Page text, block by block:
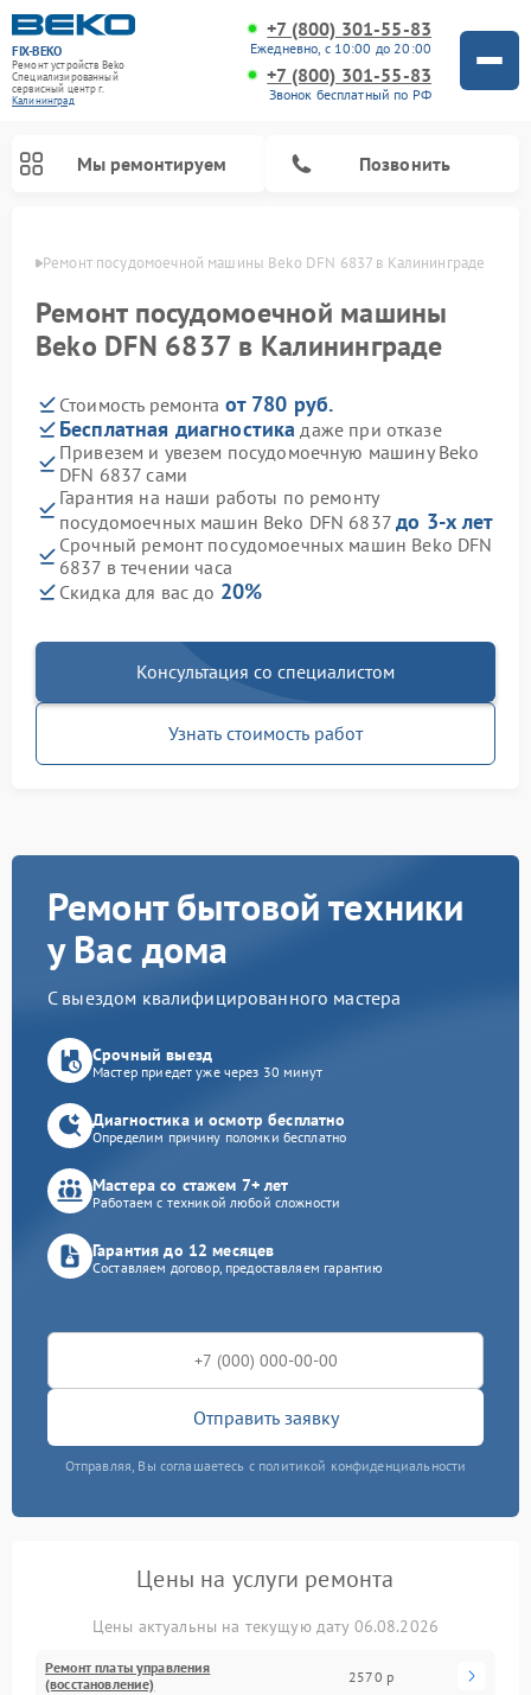
FIX-BEKO
Ремонт устройств Beko
Специализированный
cервисный центр г.
Калининград
+7 (800) 301-55-83
Ежедневно, с 10:00 до 20:00
+7 (800) 301-55-83
Звонок бесплатный по РФ
Мы ремонтируем Позвонить
Ремонт посудомоечной машины Beko DFN 6837 в Калининграде
Ремонт посудомоечной машины
Beko DFN 6837 в Калининграде
Стоимость ремонта от 780 руб.
Бесплатная диагностика даже при отказе
Привезем и увезем посудомоечную машину Beko
DFN 6837 сами
Гарантия на наши работы по ремонту
посудомоечных машин Beko DFN 6837до 3-х лет
Срочный ремонт посудомоечных машин Beko DFN
6837 в течении часа
Скидка для вас до 20%
Консультация со специалистом
Узнать стоимость работ
Ремонт бытовой техники
у Вас дома
С выездом квалифицированного мастера
Срочный выезд
Мастер приедет уже через 30 минут
Диагностика и осмотр бесплатно
Определим причину поломки бесплатно
Мастера со стажем 7+ лет
Работаем с техникой любой сложности
Гарантия до 12 месяцев
Составляем договор, предоставляем гарантию
Отправить заявку
Отправляя, Вы соглашаетесь с политикой конфиденциальности
Цены на услуги ремонта
Цены актуальны на текущую дату 06.08.2026
Ремонт платы управления
(восстановление)
2570 р